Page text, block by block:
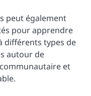
peut également
pour apprendre
différents types de
autour de
et